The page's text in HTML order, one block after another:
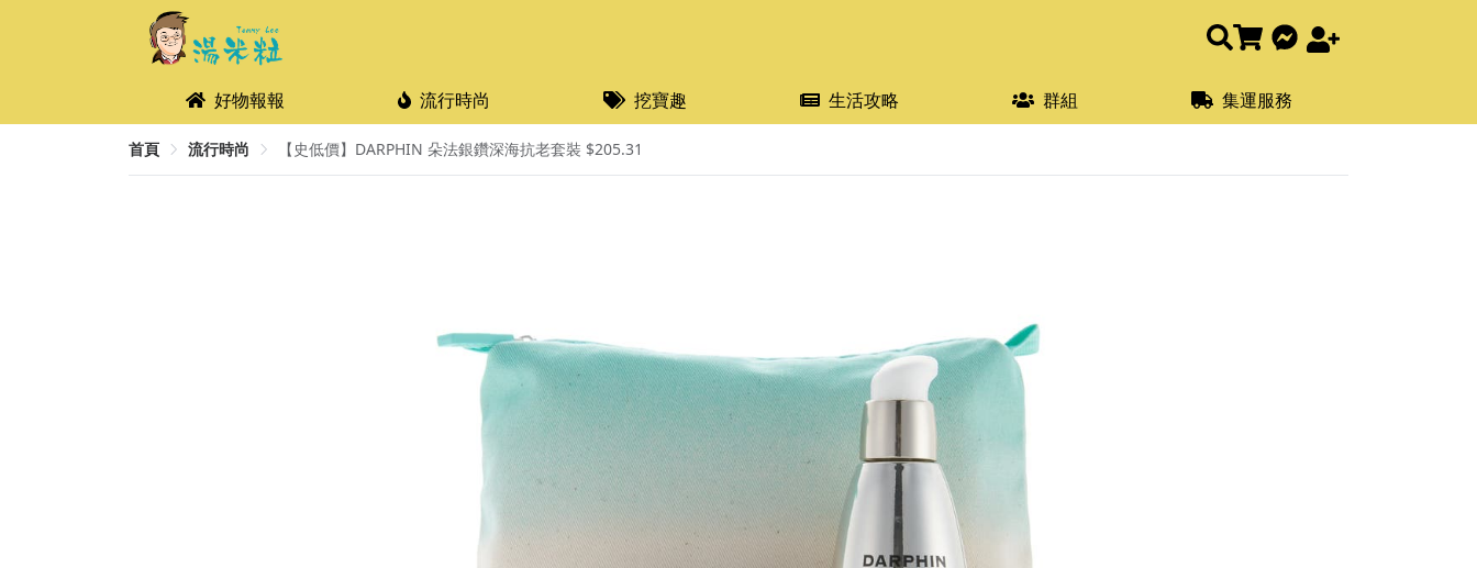
好物報報 流行時尚 挖寶趣 生活攻略 群組 集運服務
首頁 流行時尚 【史低價】DARPHIN 朵法銀鑽深海抗老套裝 $205.31